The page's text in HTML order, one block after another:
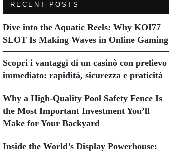
RECENT POSTS
Dive into the Aquatic Reels: Why KOI77
SLOT Is Making Waves in Online Gaming
Scopri i vantaggi di un casinò con prelievo
immediato: rapidità, sicurezza e praticità
Why a High-Quality Pool Safety Fence Is
the Most Important Investment You’ll
Make for Your Backyard
Inside the World’s Display Powerhouse: